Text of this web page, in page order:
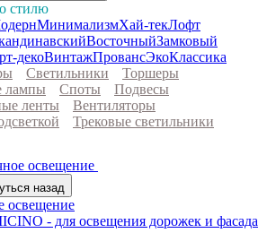
стилю
МинимализмХай-текЛофт
ВосточныйЗамковый
декоВинтажПровансЭкоКлассика
Светильники
Торшеры
лампы
Споты
Подвесы
ленты
Вентиляторы
Трековые светильники
освещение
назад
освещение